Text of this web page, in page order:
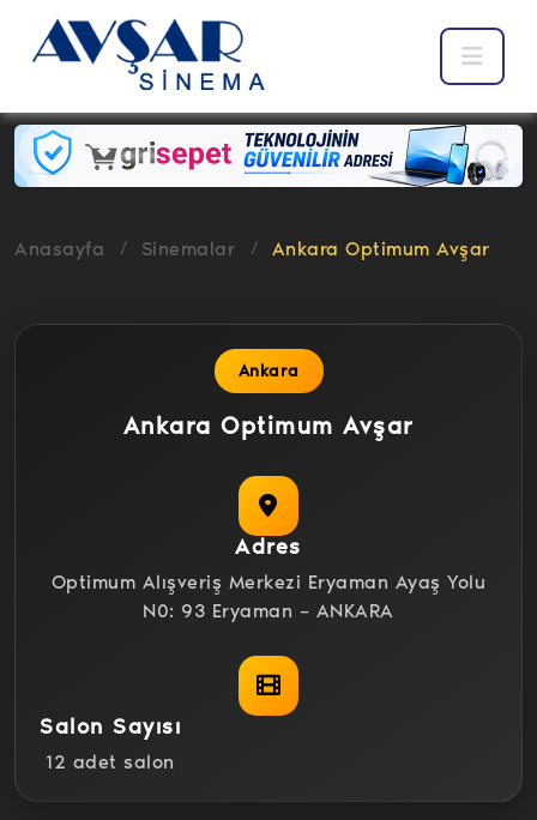
Anasayfa Sinemalar Ankara Optimum Avşar
Ankara
Ankara Optimum Avşar
Adres
Optimum Alışveriş Merkezi Eryaman Ayaş Yolu
N0: 93 Eryaman – ANKARA
Salon Sayısı
12 adet salon